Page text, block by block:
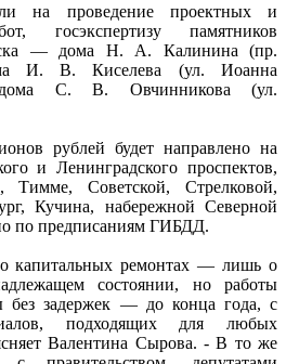
на проведение проектных и
госэкспертизу памятников
— дома Н. А. Калинина (пр.
И. В. Киселева (ул. Иоанна
дома С. В. Овчинникова (ул.
рублей будет направлено на
и Ленинградского проспектов,
Тимме, Советской, Стрелковой,
Кучина, набережной Северной
по предписаниям ГИБДД.
капитальных ремонтах — лишь о
состоянии, но работы
без задержек — до конца года, с
подходящих для любых
Валентина Сырова. - В то же